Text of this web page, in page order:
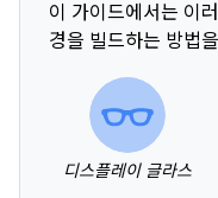
이 가이드에서는 이
경을 빌드하는 방법
디스플레이 글라스